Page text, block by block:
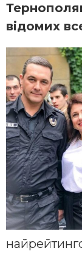
відомих